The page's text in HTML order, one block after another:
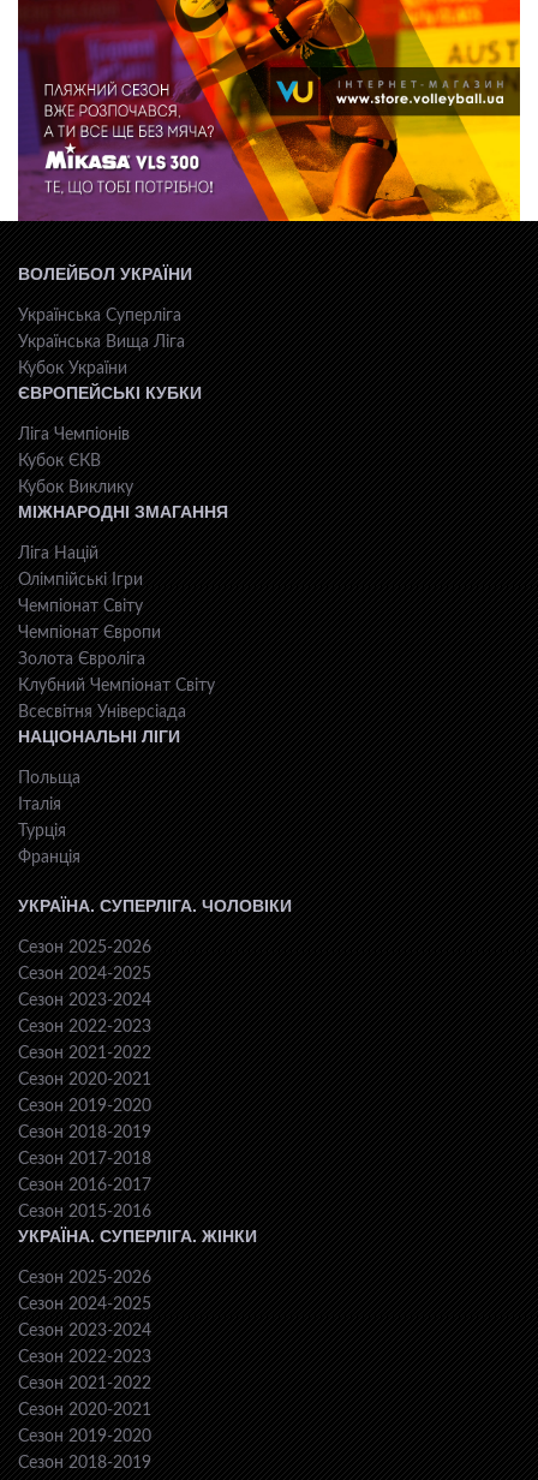
ВОЛЕЙБОЛ УКРАЇНИ
Українська Суперліга
Українська Вища Ліга
Кубок України
ЄВРОПЕЙСЬКІ КУБКИ
Ліга Чемпіонів
Кубок ЄКВ
Кубок Виклику
МІЖНАРОДНІ ЗМАГАННЯ
Ліга Націй
Олімпійські Ігри
Чемпіонат Світу
Чемпіонат Європи
Золота Євроліга
Клубний Чемпіонат Світу
Всесвiтня Унiверсiaда
НАЦІОНАЛЬНІ ЛІГИ
Польща
Італія
Турція
Франція
УКРАЇНА. СУПЕРЛІГА. ЧОЛОВІКИ
Сезон 2025-2026
Сезон 2024-2025
Сезон 2023-2024
Сезон 2022-2023
Сезон 2021-2022
Сезон 2020-2021
Сезон 2019-2020
Сезон 2018-2019
Сезон 2017-2018
Сезон 2016-2017
Сезон 2015-2016
УКРАЇНА. СУПЕРЛІГА. ЖІНКИ
Сезон 2025-2026
Сезон 2024-2025
Сезон 2023-2024
Сезон 2022-2023
Сезон 2021-2022
Сезон 2020-2021
Сезон 2019-2020
Сезон 2018-2019